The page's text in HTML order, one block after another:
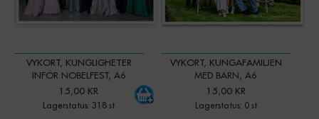
VYKORT, KUNGLIGHETER
INFÖR NOBELFEST, A6
15,00 KR
Lagerstatus: 318 st
VYKORT, KUNGAFAMILJEN
MED BARN, A6
15,00 KR
Lagerstatus: 0 st